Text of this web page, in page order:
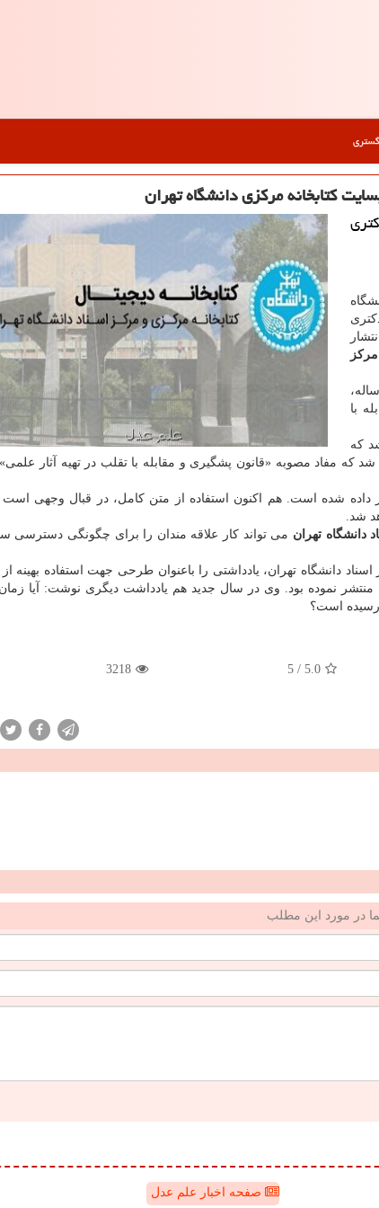
دكتری
با
که
که مفاد مصوبه «قانون پشگیری و مقابله با تقلب در تهیه آثار علمی»
هزار و 106 نسخه خطی هم قرار داده شده است. هم اکنون استفاده از متن کامل، در قبال وجهی
شد.
دانشگاه تهران می تواند کار علاقه مندان را برای چگونگی دسترسی
دانشگاه تهران، یادداشتی را باعنوان طرحی جهت استفاده بهینه از
منتشر نموده بود. وی در سال جدید هم یادداشت دیگری نوشت: آیا زمان
رسیده است؟
5.0
/
5
3218
در مورد این مطلب
صفحه اخبار علم عدل